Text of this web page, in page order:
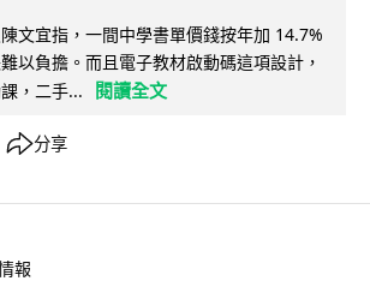
文宜指，一間中學書單價錢按年加 14.7%
以負擔。而且電子教材啟動碼這項設計，
，二手...
閱讀全文
分享
報